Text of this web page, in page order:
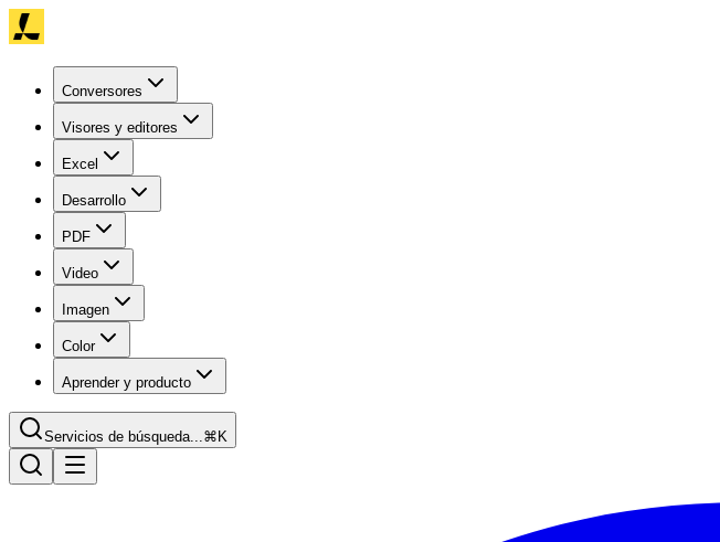
Conversores
Visores y editores
Excel
Desarrollo
PDF
Video
Imagen
Color
Aprender y producto
Servicios de búsqueda...⌘K